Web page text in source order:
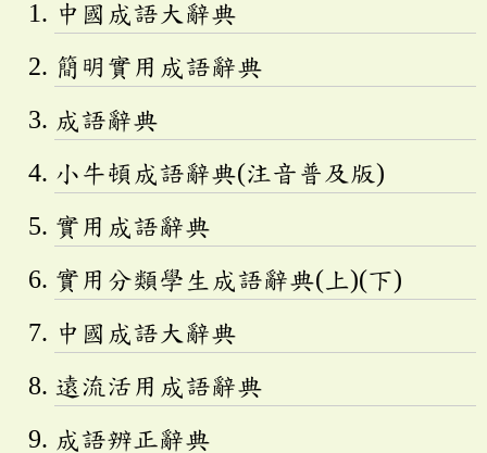
中國成語大辭典
簡明實用成語辭典
成語辭典
小牛頓成語辭典(注音普及版)
實用成語辭典
實用分類學生成語辭典(上)(下)
中國成語大辭典
遠流活用成語辭典
成語辨正辭典